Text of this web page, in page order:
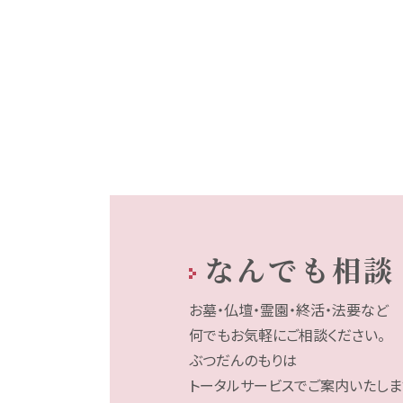
なんでも相談
お墓・仏壇・霊園・終活・法要など
何でもお気軽にご相談ください。
ぶつだんのもりは
トータルサービスでご案内いたしま